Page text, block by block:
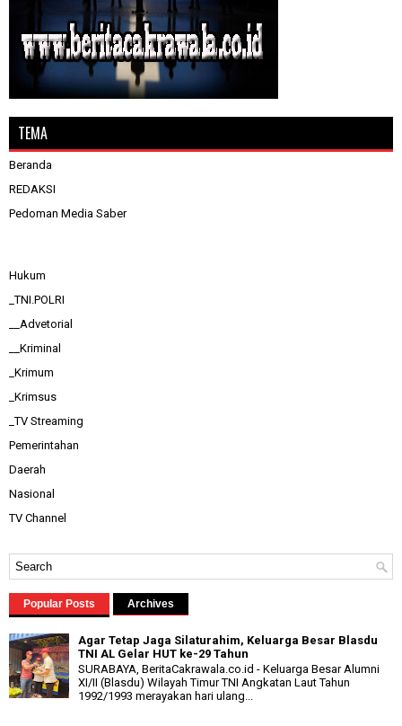
TEMA
Beranda
REDAKSI
Pedoman Media Saber
Hukum
_TNI.POLRI
__Advetorial
__Kriminal
_Krimum
_Krimsus
_TV Streaming
Pemerintahan
Daerah
Nasional
TV Channel
Popular Posts Archives
Agar Tetap Jaga Silaturahim, Keluarga Besar Blasdu
TNI AL Gelar HUT ke-29 Tahun
SURABAYA, BeritaCakrawala.co.id - Keluarga Besar Alumni
XI/II (Blasdu) Wilayah Timur TNI Angkatan Laut Tahun
1992/1993 merayakan hari ulang...